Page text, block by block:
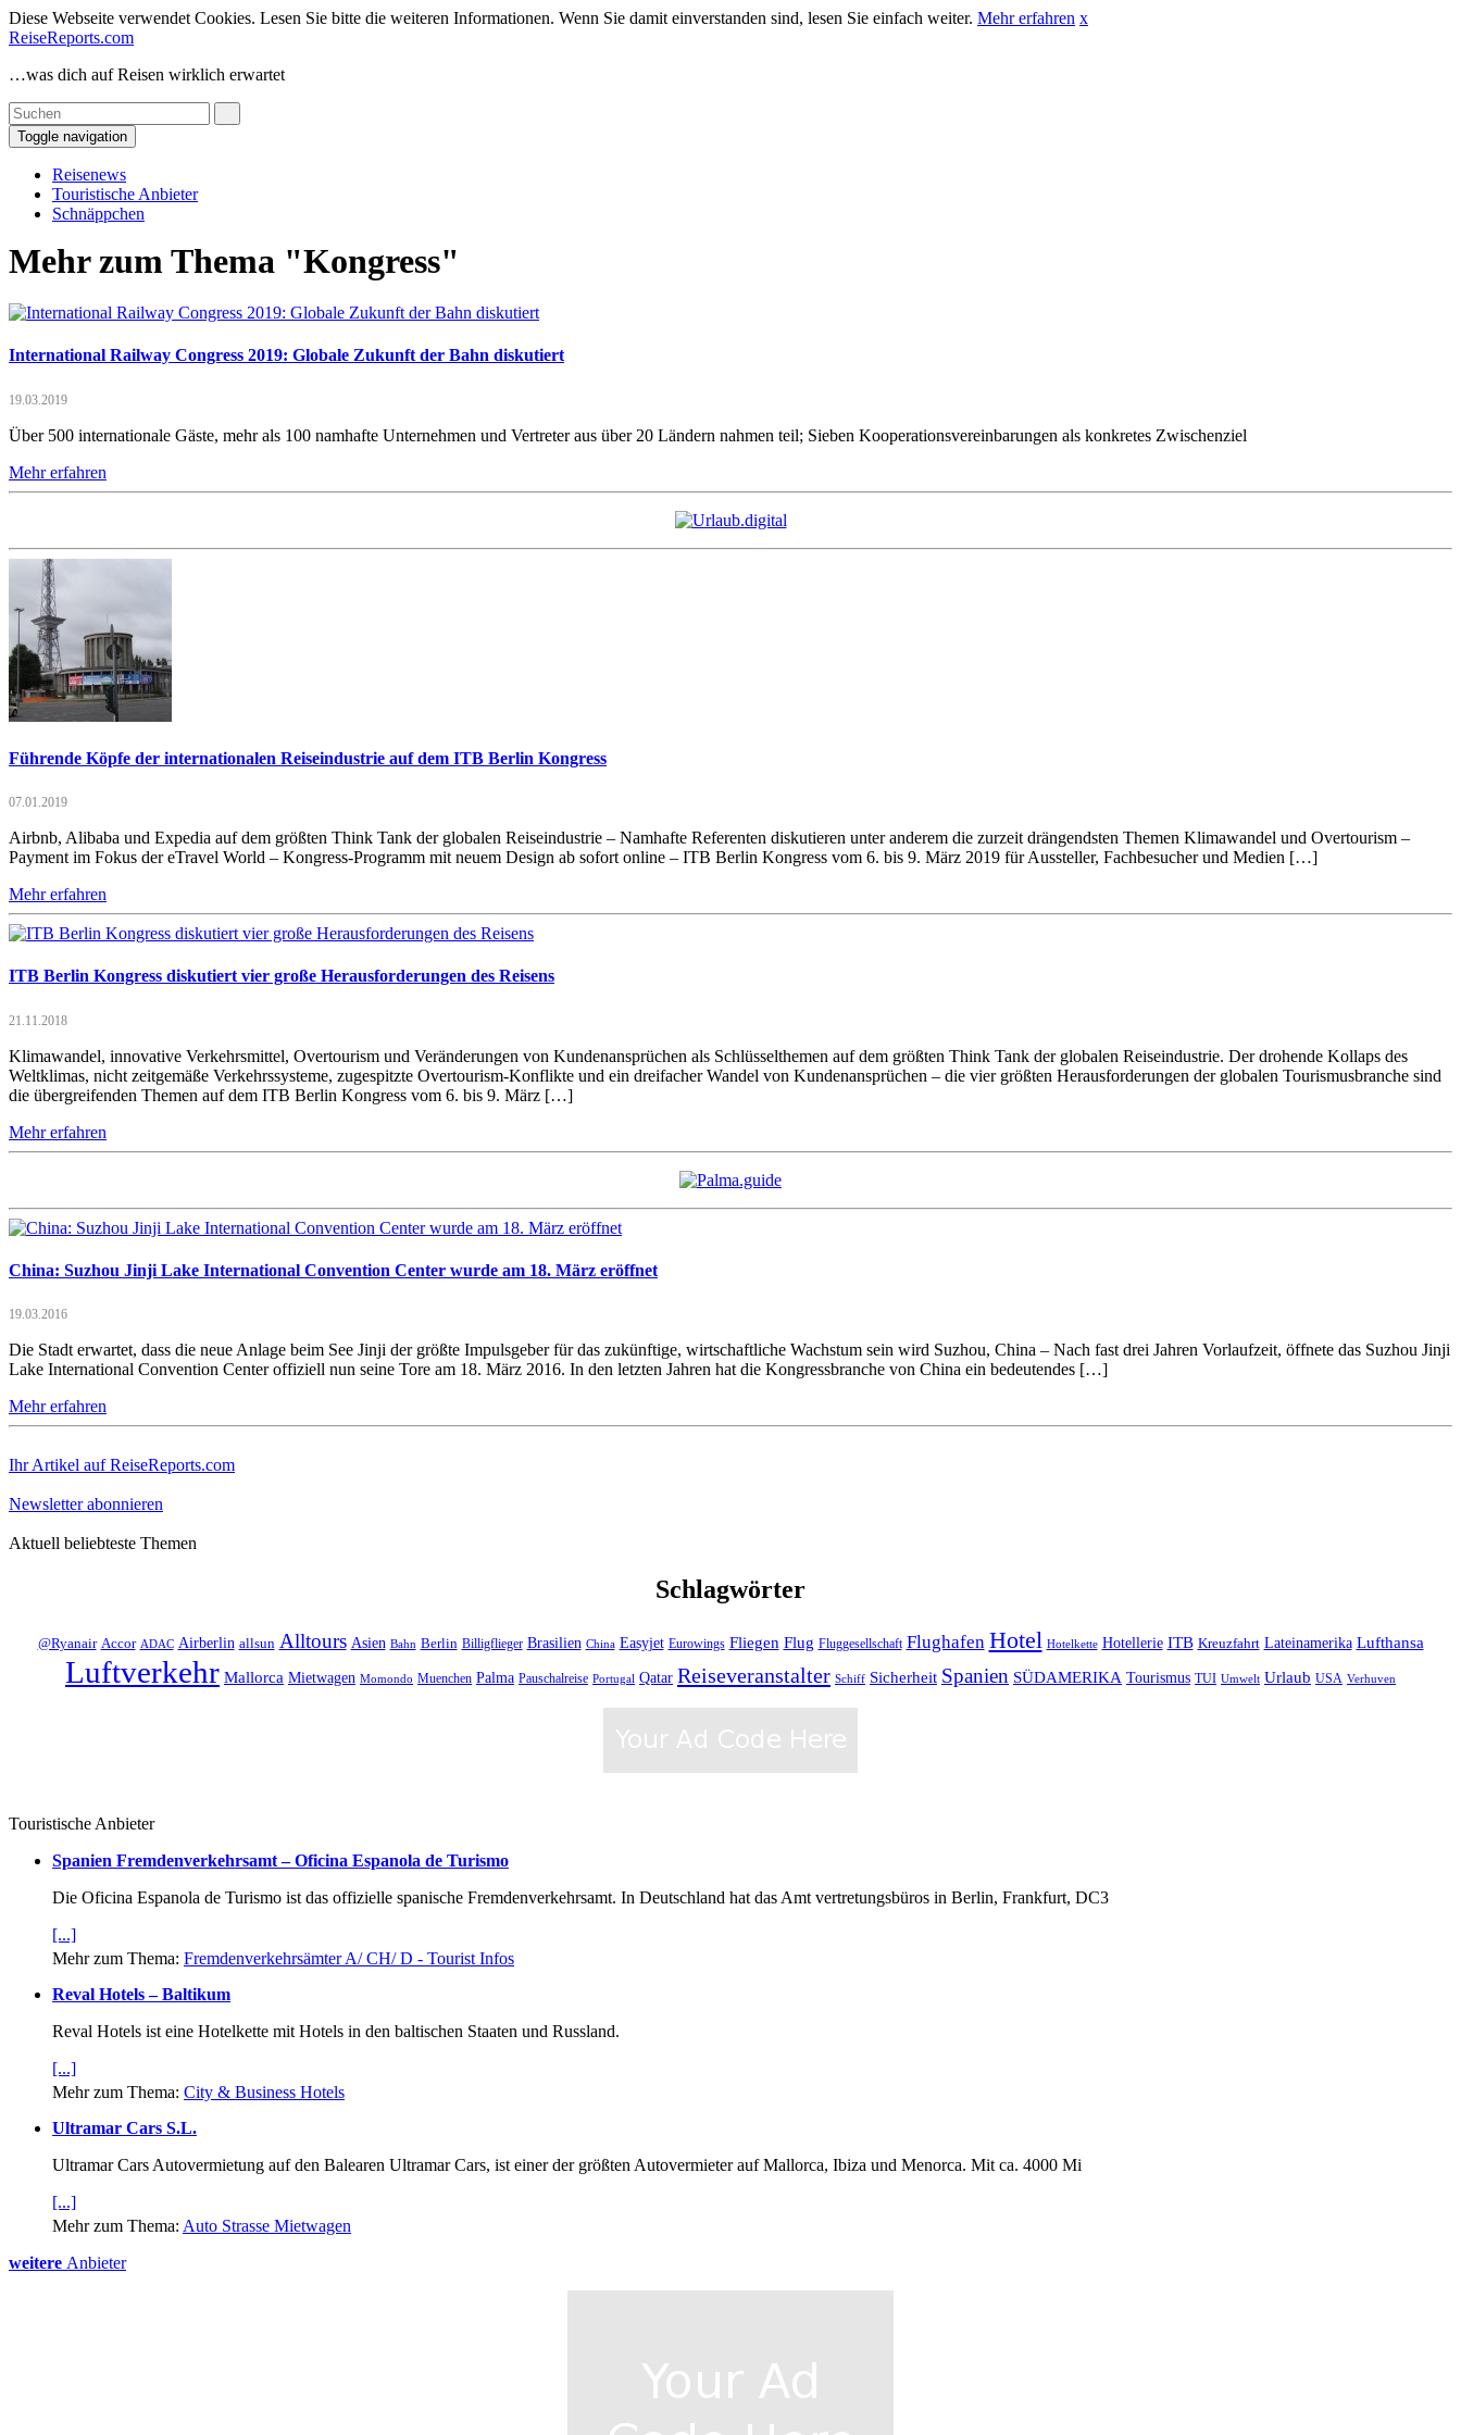
Diese Webseite verwendet Cookies. Lesen Sie bitte die weiteren Informationen. Wenn Sie damit einverstanden sind, lesen Sie einfach weiter. Mehr erfahren x
ReiseReports.com
…was dich auf Reisen wirklich erwartet
Toggle navigation
Reisenews
Touristische Anbieter
Schnäppchen
Mehr zum Thema "Kongress"
International Railway Congress 2019: Globale Zukunft der Bahn diskutiert
19.03.2019
Über 500 internationale Gäste, mehr als 100 namhafte Unternehmen und Vertreter aus über 20 Ländern nahmen teil; Sieben Kooperationsvereinbarungen als konkretes Zwischenziel
Mehr erfahren
Führende Köpfe der internationalen Reiseindustrie auf dem ITB Berlin Kongress
07.01.2019
Airbnb, Alibaba und Expedia auf dem größten Think Tank der globalen Reiseindustrie – Namhafte Referenten diskutieren unter anderem die zurzeit drängendsten Themen Klimawandel und Overtourism –
Payment im Fokus der eTravel World – Kongress-Programm mit neuem Design ab sofort online – ITB Berlin Kongress vom 6. bis 9. März 2019 für Aussteller, Fachbesucher und Medien […]
Mehr erfahren
ITB Berlin Kongress diskutiert vier große Herausforderungen des Reisens
21.11.2018
Klimawandel, innovative Verkehrsmittel, Overtourism und Veränderungen von Kundenansprüchen als Schlüsselthemen auf dem größten Think Tank der globalen Reiseindustrie. Der drohende Kollaps des
Weltklimas, nicht zeitgemäße Verkehrssysteme, zugespitzte Overtourism-Konflikte und ein dreifacher Wandel von Kundenansprüchen – die vier größten Herausforderungen der globalen Tourismusbranche sind
die übergreifenden Themen auf dem ITB Berlin Kongress vom 6. bis 9. März […]
Mehr erfahren
China: Suzhou Jinji Lake International Convention Center wurde am 18. März eröffnet
19.03.2016
Die Stadt erwartet, dass die neue Anlage beim See Jinji der größte Impulsgeber für das zukünftige, wirtschaftliche Wachstum sein wird Suzhou, China – Nach fast drei Jahren Vorlaufzeit, öffnete das Suzhou Jinji
Lake International Convention Center offiziell nun seine Tore am 18. März 2016. In den letzten Jahren hat die Kongressbranche von China ein bedeutendes […]
Mehr erfahren
Ihr Artikel auf ReiseReports.com
Newsletter abonnieren
Aktuell beliebteste Themen
Schlagwörter
@Ryanair Accor ADAC Airberlin allsun Alltours Asien Bahn Berlin Billigflieger Brasilien China Easyjet Eurowings Fliegen Flug Fluggesellschaft Flughafen Hotel Hotelkette Hotellerie ITB Kreuzfahrt Lateinamerika Lufthansa
Luftverkehr Mallorca Mietwagen Momondo Muenchen Palma Pauschalreise Portugal Qatar Reiseveranstalter Schiff Sicherheit Spanien SÜDAMERIKA Tourismus TUI Umwelt Urlaub USA Verhuven
Touristische Anbieter
Spanien Fremdenverkehrsamt – Oficina Espanola de Turismo
Die Oficina Espanola de Turismo ist das offizielle spanische Fremdenverkehrsamt. In Deutschland hat das Amt vertretungsbüros in Berlin, Frankfurt, DC3
[...]
Mehr zum Thema: Fremdenverkehrsämter A/ CH/ D - Tourist Infos
Reval Hotels – Baltikum
Reval Hotels ist eine Hotelkette mit Hotels in den baltischen Staaten und Russland.
[...]
Mehr zum Thema: City & Business Hotels
Ultramar Cars S.L.
Ultramar Cars Autovermietung auf den Balearen Ultramar Cars, ist einer der größten Autovermieter auf Mallorca, Ibiza und Menorca. Mit ca. 4000 Mi
[...]
Mehr zum Thema: Auto Strasse Mietwagen
weitere Anbieter